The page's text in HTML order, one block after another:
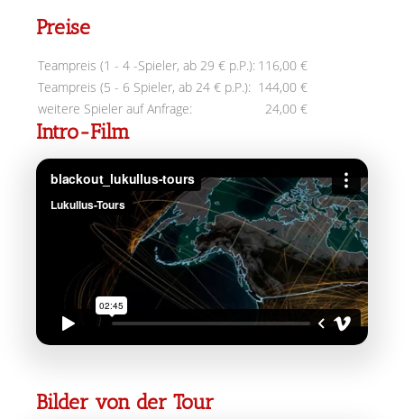
Preise
Teampreis (1 - 4 -Spieler, ab 29 € p.P.): 116,00 €
Teampreis (5 - 6 Spieler, ab 24 € p.P.): 144,00 €
weitere Spieler auf Anfrage:
24,00 €
Intro-Film
Bilder von der Tour